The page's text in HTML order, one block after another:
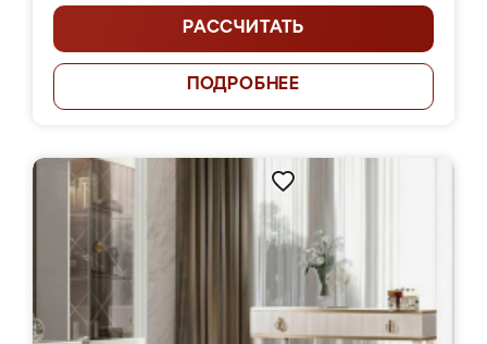
РАССЧИТАТЬ
ПОДРОБНЕЕ